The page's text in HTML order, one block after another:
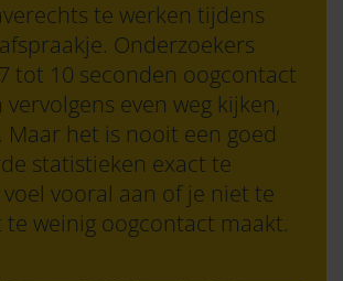
te werken tijdens
Onderzoekers
tot 10 seconden oogcontact
vervolgens even weg kijken,
Maar het is nooit een goed
statistieken exact te
vooral aan of je niet te
te weinig oogcontact maakt.